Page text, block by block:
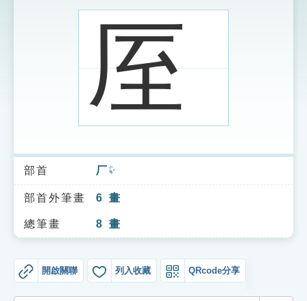
索引選單
知識索引
單字索引
示
厔
部首 厂 ㄏㄢˇ
部首外筆畫 6 畫
總筆畫 8 畫
開啟關聯 列入收藏 QRcode分享